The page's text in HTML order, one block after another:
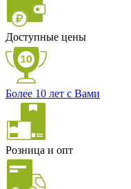
Доступные цены
Более 10 лет с Вами
Розница и опт